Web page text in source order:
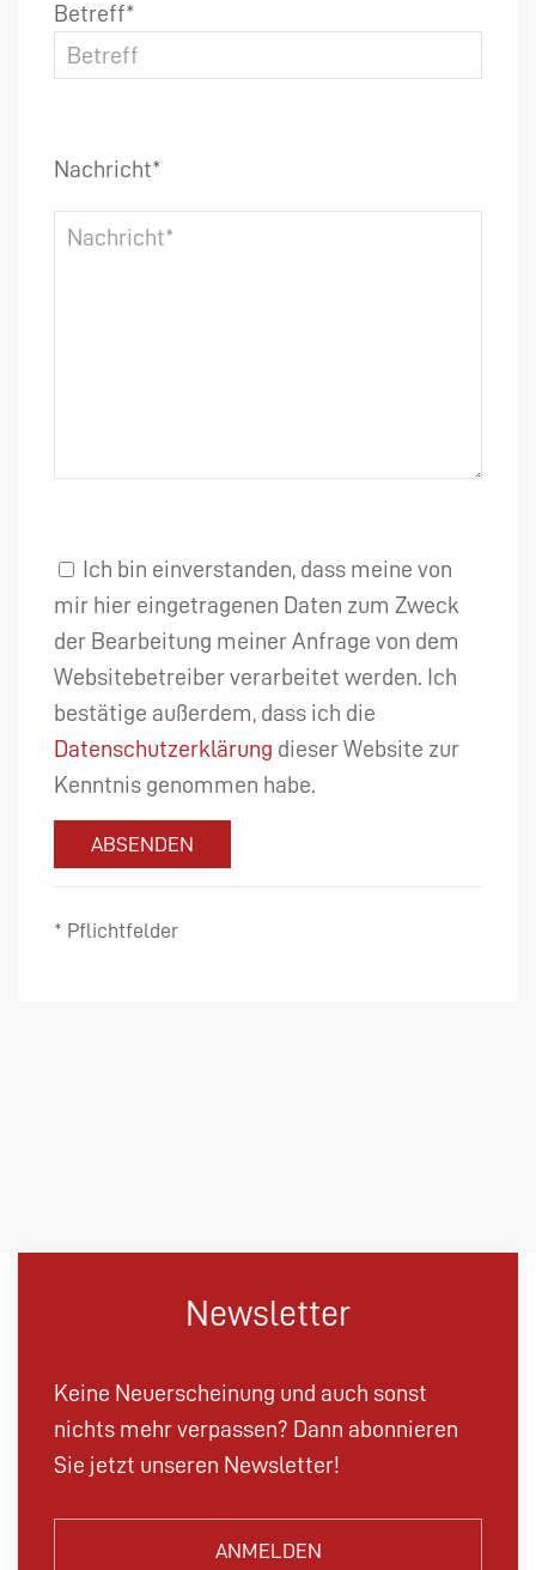
Betreff*
Nachricht*
Ich bin einverstanden, dass meine von
mir hier eingetragenen Daten zum Zweck
der Bearbeitung meiner Anfrage von dem
Websitebetreiber verarbeitet werden. Ich
bestätige außerdem, dass ich die
Datenschutzerklärung dieser Website zur
Kenntnis genommen habe.
ABSENDEN
* Pflichtfelder
Newsletter
Keine Neuerscheinung und auch sonst
nichts mehr verpassen? Dann abonnieren
Sie jetzt unseren Newsletter!
ANMELDEN